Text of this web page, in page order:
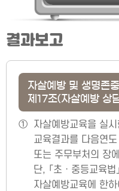
결과보고
자살예방 및 생명존
제17조(자살예방 상
①
자살예방교육을 실
교육결과를 다음연
또는 주무부처의 장
단, 「초ㆍ중등교육
자살예방교육에 한